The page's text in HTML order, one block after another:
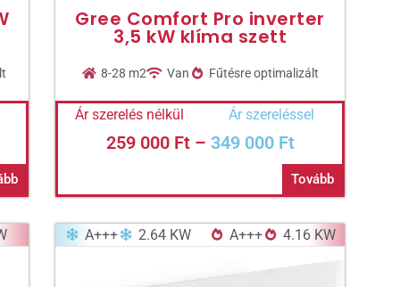
Gree Comfort Pro inverter
3,5 kW klíma szett
8-28 m2 Van Fűtésre optimalizált
Ár szerelés nélkül Ár szereléssel
259 000 Ft– 349 000 Ft
Tovább
A+++ 2.64 KW A+++ 4.16 KW